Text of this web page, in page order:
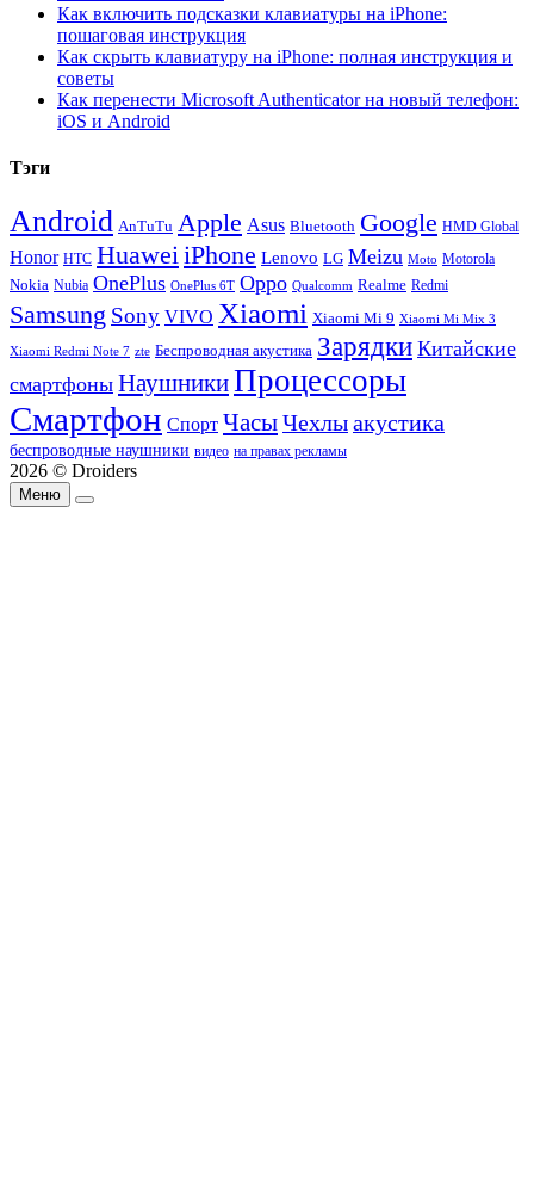
Как включить подсказки клавиатуры на iPhone:
пошаговая инструкция
Как скрыть клавиатуру на iPhone: полная инструкция и
советы
Как перенести Microsoft Authenticator на новый телефон:
iOS и Android
Тэги
Android AnTuTu Apple Asus Bluetooth Google HMD Global
Honor HTC HuaweiiPhone Lenovo LG Meizu Moto Motorola
Nokia Nubia OnePlus OnePlus 6T Oppo Qualcomm Realme Redmi
Samsung Sony VIVO Xiaomi Xiaomi Mi 9 Xiaomi Mi Mix 3
Xiaomi Redmi Note 7 zte Беспроводная акустика Зарядки Китайские
смартфоны НаушникиПроцессоры
Смартфон Спорт ЧасыЧехлыакустика
беспроводные наушники видео на правах рекламы
2026 © Droiders
Меню